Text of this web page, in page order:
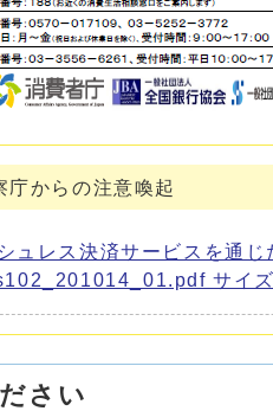
庁からの注意喚起
ュレス決済サービスを通
サイ
さい